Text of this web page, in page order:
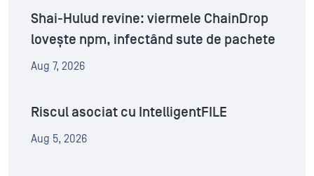
Shai-Hulud revine: viermele ChainDrop
lovește npm, infectând sute de pachete
Aug 7, 2026
Riscul asociat cu IntelligentFILE
Aug 5, 2026